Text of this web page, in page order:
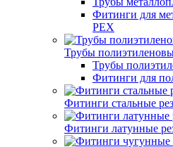
Фитинги для
PEX
Трубы
Трубы
Фитинги для
Фитинги стальные
Фитинги латунные